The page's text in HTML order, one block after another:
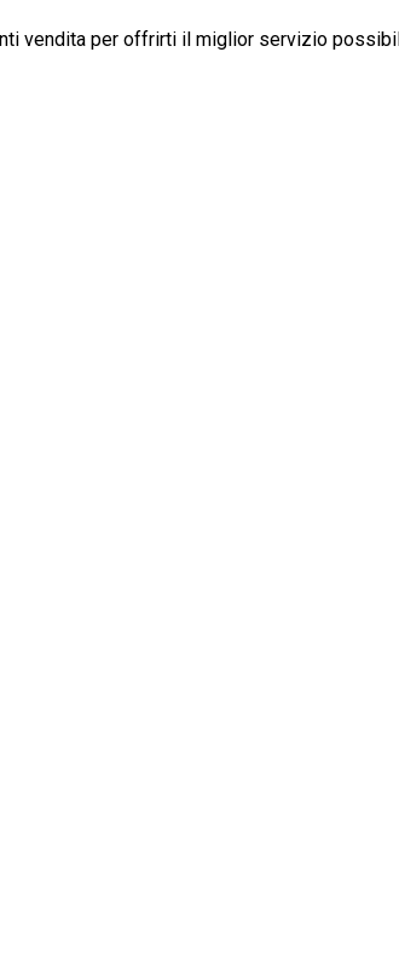
vendita per offrirti il miglior servizio